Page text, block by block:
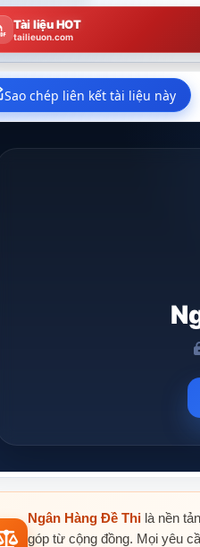
Tài liệu HOT
tailieuon.com
Ngân Hàng Đề Thi là nền
góp từ cộng đồng. Mọi yêu